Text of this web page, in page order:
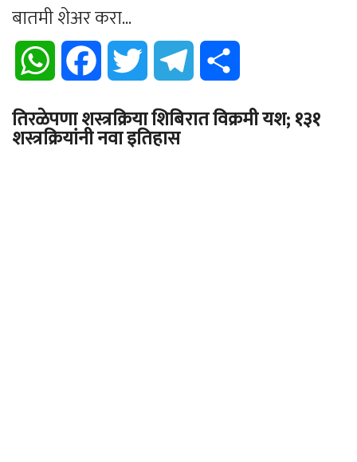
बातमी शेअर करा...
WhatsApp Facebook Twitter Telegram
तिरळेपणा शस्त्रक्रिया शिबिरात विक्रमी यश; १३१
शस्त्रक्रियांनी नवा इतिहास